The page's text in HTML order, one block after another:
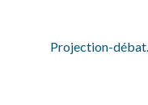
Projection-